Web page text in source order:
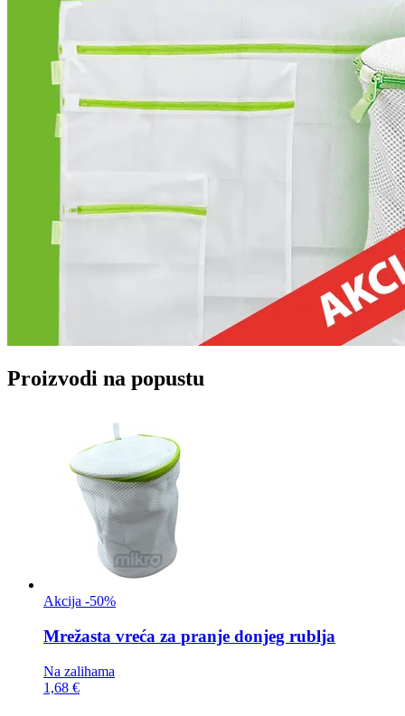
Proizvodi na popustu
Akcija -50%
Mrežasta vreća za pranje donjeg rublja
Na zalihama
1,68 €